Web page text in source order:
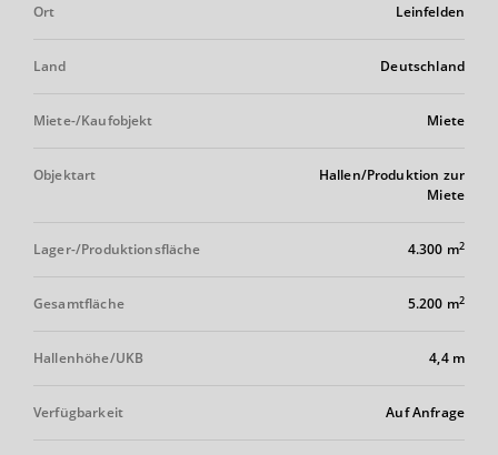
Ort Leinfelden
Land Deutschland
Miete-/Kaufobjekt Miete
Objektart
Hallen/Produktion zur
Miete
Lager-/Produktionsfläche 4.300 m2
Gesamtfläche 5.200 m2
Hallenhöhe/UKB 4,4 m
Verfügbarkeit Auf Anfrage